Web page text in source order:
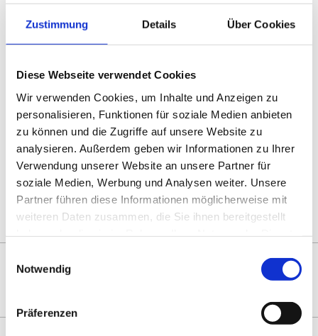
Zustimmung Details Über Cookies
Diese Webseite verwendet Cookies
Wir verwenden Cookies, um Inhalte und Anzeigen zu
personalisieren, Funktionen für soziale Medien anbieten
zu können und die Zugriffe auf unsere Website zu
analysieren. Außerdem geben wir Informationen zu Ihrer
Verwendung unserer Website an unsere Partner für
soziale Medien, Werbung und Analysen weiter. Unsere
Partner führen diese Informationen möglicherweise mit
weiteren Daten zusammen, die Sie ihnen bereitgestellt
Notwendig
Präferenzen
Partnerschaft, persönliches Engagement und
konkrete Wirkung vor Ort – ein Projekt, das
Maßstäbe setzt und andere Clubs ermutigt, den
Share
sharing
options
Print 0
Overview
YOU MIGHT ALSO BE